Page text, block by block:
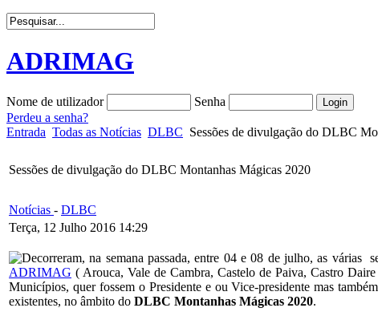
ADRIMAG
Nome de utilizador
Senha
Perdeu a senha?
Entrada Todas as Notícias DLBC Sessões de divulgação do DLBC
Sessões de divulgação do DLBC Montanhas Mágicas 2020
Notícias - DLBC
Terça, 12 Julho 2016 14:29
Decorreram, na semana passada, entre 04 e 08 de julho, as várias
ADRIMAG ( Arouca, Vale de Cambra, Castelo de Paiva, Castro
Municípios, quer fossem o Presidente e ou Vice-presidente mas
existentes, no âmbito do DLBC Montanhas Mágicas 2020.